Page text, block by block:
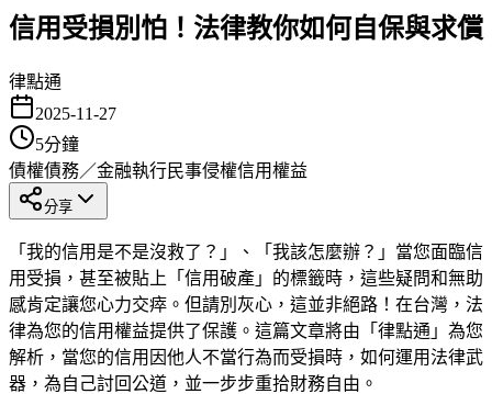
信用受損別怕！法律教你如何自保與求償
律點通
2025-11-27
5分鐘
債權債務／金融執行民事侵權信用權益
分享
「我的信用是不是沒救了？」、「我該怎麼辦？」當您面臨信
用受損，甚至被貼上「信用破產」的標籤時，這些疑問和無助
感肯定讓您心力交瘁。但請別灰心，這並非絕路！在台灣，法
律為您的信用權益提供了保護。這篇文章將由「律點通」為您
解析，當您的信用因他人不當行為而受損時，如何運用法律武
器，為自己討回公道，並一步步重拾財務自由。